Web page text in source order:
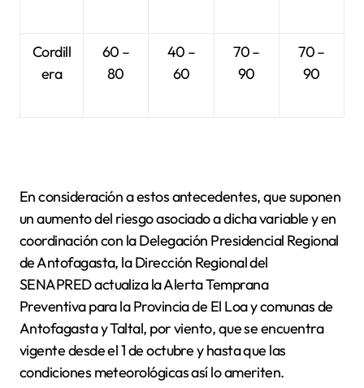
Cordill
era
60 –
80
40 –
60
70 –
90
70 –
90
En consideración a estos antecedentes, que suponen
un aumento del riesgo asociado a dicha variable y en
coordinación con la Delegación Presidencial Regional
de Antofagasta, la Dirección Regional del
SENAPRED actualiza la Alerta Temprana
Preventiva para la Provincia de El Loa y comunas de
Antofagasta y Taltal, por viento, que se encuentra
vigente desde el 1 de octubre y hasta que las
condiciones meteorológicas así lo ameriten.